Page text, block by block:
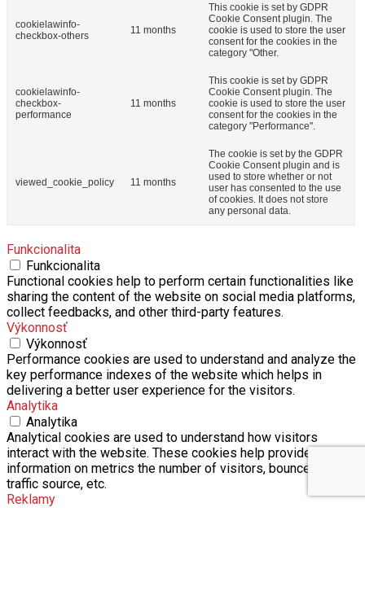
cookielawinfo-
checkbox-others
11 months
This cookie is set by GDPR
Cookie Consent plugin. The
cookie is used to store the user
consent for the cookies in the
category "Other.
cookielawinfo-
checkbox-
performance
11 months
This cookie is set by GDPR
Cookie Consent plugin. The
cookie is used to store the user
consent for the cookies in the
category "Performance".
viewed_cookie_policy 11 months
The cookie is set by the GDPR
Cookie Consent plugin and is
used to store whether or not
user has consented to the use
of cookies. It does not store
any personal data.
Funkcionalita
Funkcionalita
Functional cookies help to perform certain functionalities like
sharing the content of the website on social media platforms,
collect feedbacks, and other third-party features.
Výkonnosť
Výkonnosť
Performance cookies are used to understand and analyze the
key performance indexes of the website which helps in
delivering a better user experience for the visitors.
Analytika
Analytika
Analytical cookies are used to understand how visitors
interact with the website. These cookies help provide
information on metrics the number of visitors, bounce rate,
traffic source, etc.
Reklamy